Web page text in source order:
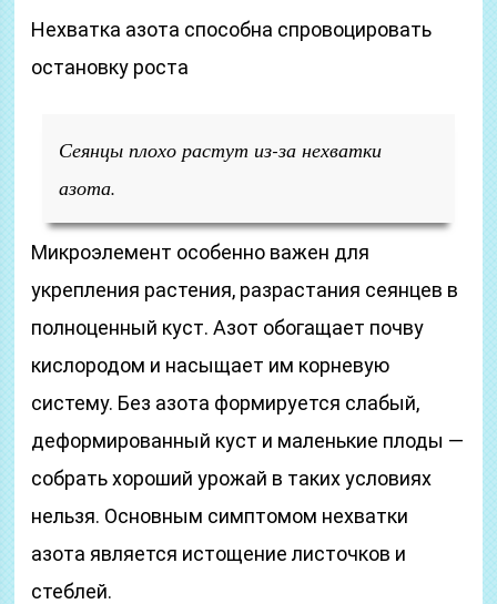
Нехватка азота способна спровоцировать
остановку роста
Сеянцы плохо растут из-за нехватки
азота.
Микроэлемент особенно важен для
укрепления растения, разрастания сеянцев в
полноценный куст. Азот обогащает почву
кислородом и насыщает им корневую
систему. Без азота формируется слабый,
деформированный куст и маленькие плоды —
собрать хороший урожай в таких условиях
нельзя. Основным симптомом нехватки
азота является истощение листочков и
стеблей.